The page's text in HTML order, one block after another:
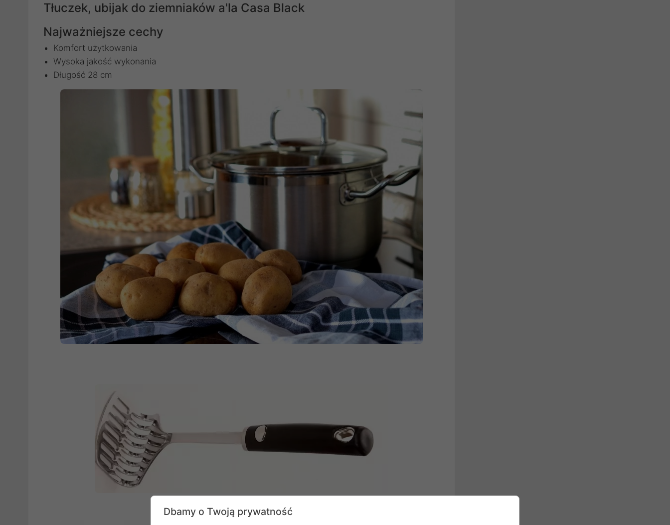
Tłuczek, ubijak do ziemniaków a'la Casa Black
Najważniejsze cechy
Komfort użytkowania
Wysoka jakość wykonania
Długość 28 cm
Dbamy o Twoją prywatność